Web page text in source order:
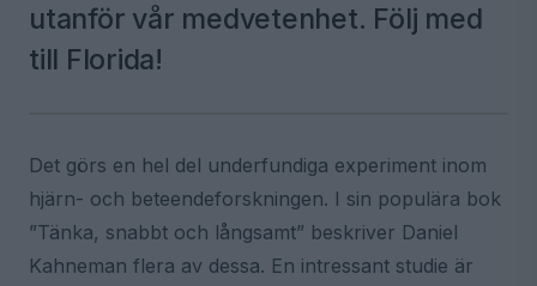
utanför vår medvetenhet. Följ med
till Florida!
Det görs en hel del underfundiga experiment inom
hjärn- och beteendeforskningen. I sin populära bok
”Tänka, snabbt och långsamt” beskriver Daniel
Kahneman flera av dessa. En intressant studie är